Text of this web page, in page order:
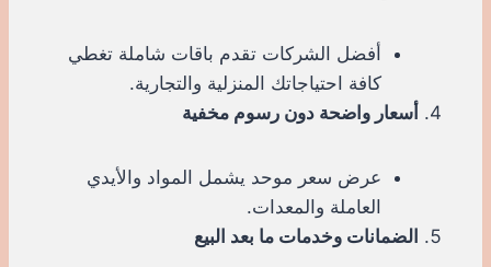
أفضل الشركات تقدم باقات شاملة تغطي
كافة احتياجاتك المنزلية والتجارية.
أسعار واضحة دون رسوم مخفية
عرض سعر موحد يشمل المواد والأيدي
العاملة والمعدات.
الضمانات وخدمات ما بعد البيع